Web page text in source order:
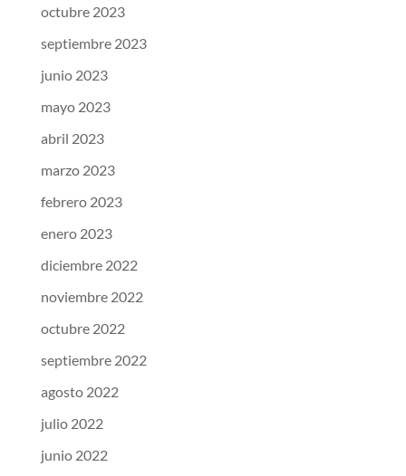
octubre 2023
septiembre 2023
junio 2023
mayo 2023
abril 2023
marzo 2023
febrero 2023
enero 2023
diciembre 2022
noviembre 2022
octubre 2022
septiembre 2022
agosto 2022
julio 2022
junio 2022